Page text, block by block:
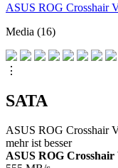
ASUS ROG Crosshair
Media (16)
⋮
SATA
ASUS ROG Crosshair
mehr ist besser
ASUS ROG